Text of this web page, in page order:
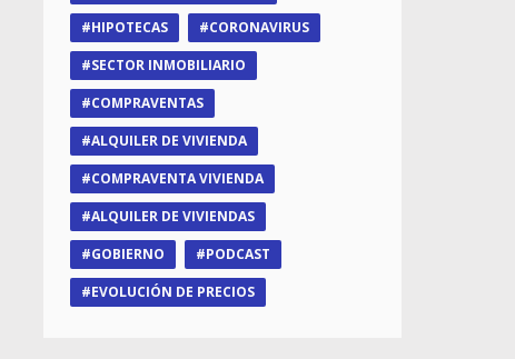
HIPOTECAS
CORONAVIRUS
SECTOR INMOBILIARIO
COMPRAVENTAS
ALQUILER DE VIVIENDA
COMPRAVENTA VIVIENDA
ALQUILER DE VIVIENDAS
GOBIERNO
PODCAST
EVOLUCIÓN DE PRECIOS